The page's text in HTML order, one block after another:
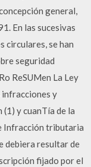
general,
En las sucesivas
circulares, se han
seguridad
ReSUMen La Ley
y
y cuanTía de la
Infracción tributaria
debiera resultar de
fijado por el